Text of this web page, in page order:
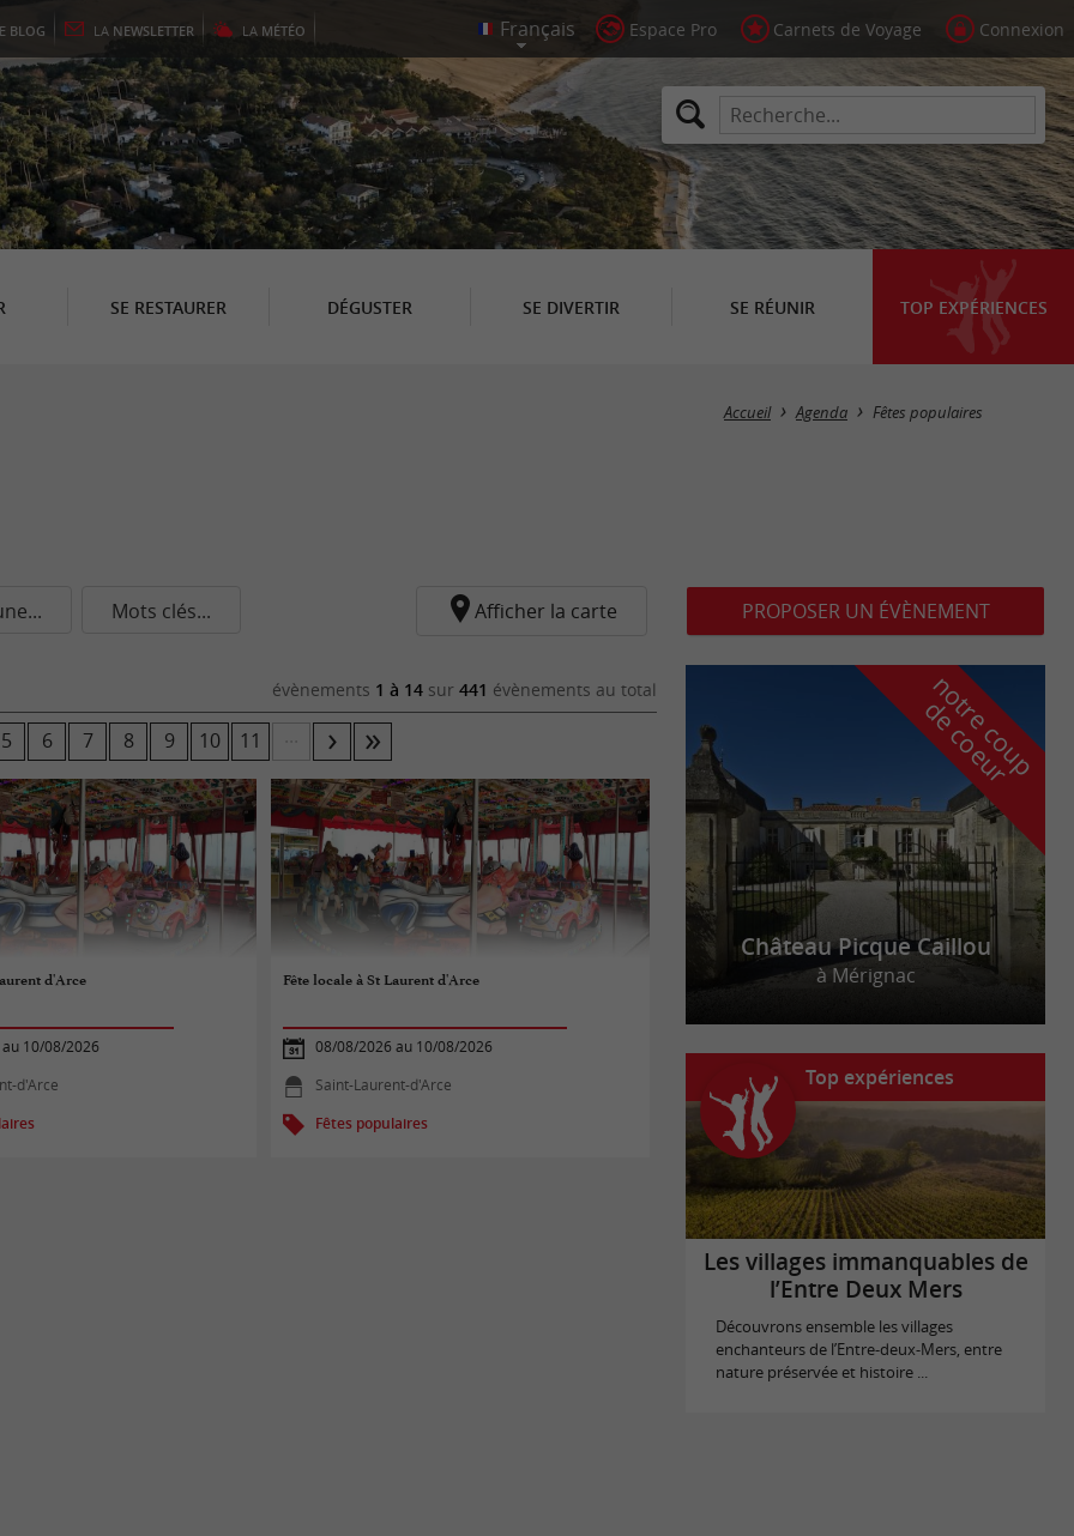
BLOG LA NEWSLETTER LA MÉTÉO Espace Pro Carnets de Voyage Connexion
SE RESTAURER DÉGUSTER SE DIVERTIR SE RÉUNIR TOP EXPÉRIENCES
Masquer la carte
Accueil Agenda Fêtes populaires
Mots clés... Afficher la carte
évènements 1 à 14 sur 441 évènements au total
5 6 7 8 9 10 11
d'Arce
10/08/2026
d'Arce
Fête locale à St Laurent d'Arce
08/08/2026 au 10/08/2026
Saint-Laurent-d'Arce
Fêtes populaires
PROPOSER UN ÉVÈNEMENT
n
o
t
r
e
c
o
u
p
d
e
c
o
e
u
r
Château Picque Caillou
à Mérignac
Top expériences
Les villages immanquables de
l’Entre Deux Mers
Découvrons ensemble les villages
enchanteurs de l’Entre-deux-Mers, entre
nature préservée et histoire ...